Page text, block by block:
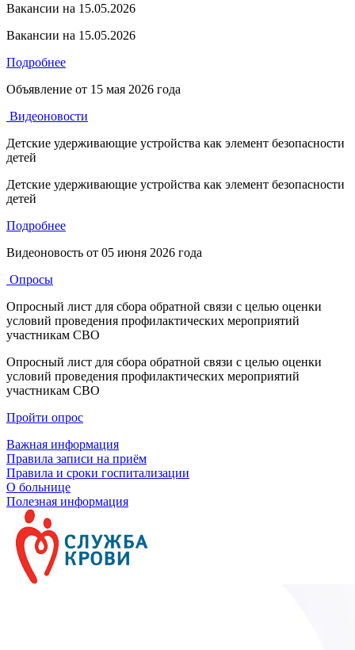
Вакансии на 15.05.2026
Вакансии на 15.05.2026
Подробнее
Объявление от 15 мая 2026 года
Видеоновости
Детские удерживающие устройства как элемент безопасности
детей
Детские удерживающие устройства как элемент безопасности
детей
Подробнее
Видеоновость от 05 июня 2026 года
Опросы
Опросный лист для сбора обратной связи с целью оценки
условий проведения профилактических мероприятий
участникам СВО
Опросный лист для сбора обратной связи с целью оценки
условий проведения профилактических мероприятий
участникам СВО
Пройти опрос
Важная информация
Правила записи на приём
Правила и сроки госпитализации
О больнице
Полезная информация